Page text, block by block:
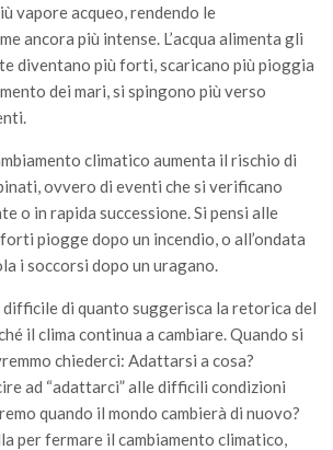
(Arezzo 2007)
2003)
(Potenza 2003)
1999)
1997)
Forestali
vapore acqueo, rendendo le
ancora più intense. L’acqua alimenta gli
diventano più forti, scaricano più pioggia
dei mari, si spingono più verso
climatico aumenta il rischio di
ovvero di eventi che si verificano
o in rapida successione. Si pensi alle
piogge dopo un incendio, o all’ondata
i soccorsi dopo un uragano.
difficile di quanto suggerisca la retorica del
il clima continua a cambiare. Quando si
chiederci: Adattarsi a cosa?
ad “adattarci” alle difficili condizioni
quando il mondo cambierà di nuovo?
per fermare il cambiamento climatico,